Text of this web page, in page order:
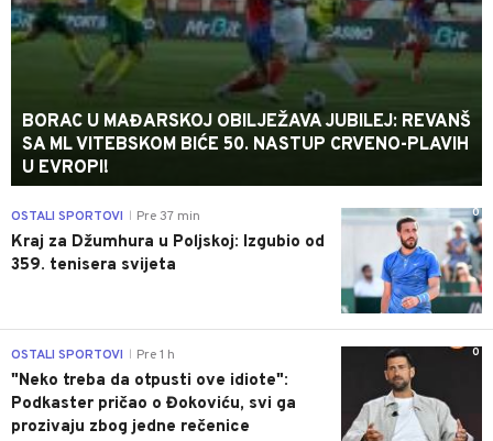
BORAC U MAĐARSKOJ OBILJEŽAVA JUBILEJ: REVANŠ
SA ML VITEBSKOM BIĆE 50. NASTUP CRVENO-PLAVIH
U EVROPI!
0
OSTALI SPORTOVI Pre 37 min
Kraj za Džumhura u Poljskoj: Izgubio od
359. tenisera svijeta
0
OSTALI SPORTOVI Pre 1 h
"Neko treba da otpusti ove idiote":
Podkaster pričao o Đokoviću, svi ga
prozivaju zbog jedne rečenice